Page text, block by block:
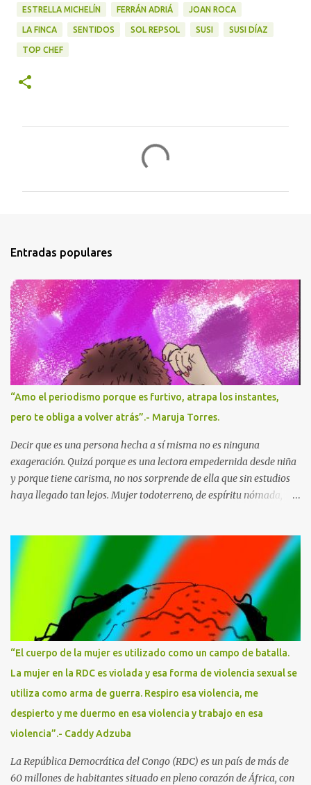
ESTRELLA MICHELÍN FERRÁN ADRIÁ JOAN ROCA
LA FINCA SENTIDOS SOL REPSOL SUSI SUSI DÍAZ
TOP CHEF
t
r
i
o
s
Entradas populares
“Amo el periodismo porque es furtivo, atrapa los instantes,
pero te obliga a volver atrás”.- Maruja Torres.
Decir que es una persona hecha a sí misma no es ninguna
exageración. Quizá porque es una lectora empedernida desde niña
y porque tiene carisma, no nos sorprende de ella que sin estudios
haya llegado tan lejos. Mujer todoterreno, de espíritu nómada,
En sus reportajes y columnas de opinión ha escrito sobre todos los
temas, vertiendo su punto de vista sobre lo que ocurría siempre
con un criterio propio, con ese filtro sarcástico tan personal que le
dio su origen humilde, esa complicidad con los desfavorecidxs que
también trasladará a su narrativa. María Dolores Torres
Manzanera -Maruja Torres- nació en el barrio del Raval,
Barcelona, en 1943. Su familia era oriunda de Murcia, de orígenes
muy humildes. El padre bebía y maltrataba a la madre en su
presencia, por lo que el ambiente en casa era insoportable. Hasta
que por fin las abandonó cuando Maruja tenía ...
“El cuerpo de la mujer es utilizado como un campo de batalla.
La mujer en la RDC es violada y esa forma de violencia sexual se
utiliza como arma de guerra. Respiro esa violencia, me
despierto y me duermo en esa violencia y trabajo en esa
violencia”.- Caddy Adzuba
La República Democrática del Congo (RDC) es un país de más de
60 millones de habitantes situado en pleno corazón de África, con